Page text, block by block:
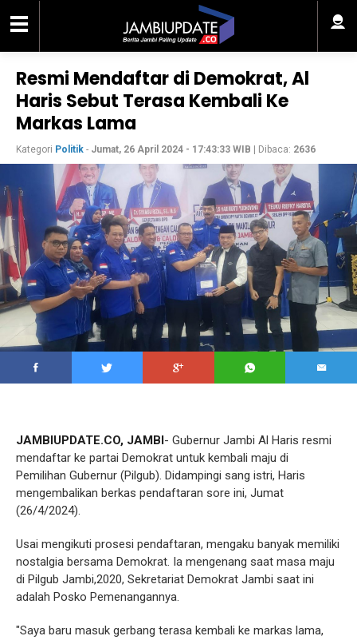
Resmi Mendaftar di Demokrat, Al
Haris Sebut Terasa Kembali Ke
Markas Lama
Kategori Politik - Jumat, 26 April 2024 - 17:43:33 WIB | Dibaca: 2636
JAMBIUPDATE.CO, JAMBI- Gubernur Jambi Al Haris resmi
mendaftar ke partai Demokrat untuk kembali maju di
Pemilihan Gubernur (Pilgub). Didampingi sang istri, Haris
mengembalikan berkas pendaftaran sore ini, Jumat
(26/4/2024).
Usai mengikuti prosesi pendaftaran, mengaku banyak memiliki
nostalgia bersama Demokrat. Ia mengenang saat masa maju
di Pilgub Jambi,2020, Sekretariat Demokrat Jambi saat ini
adalah Posko Pemenangannya.
"Saya baru masuk gerbang terasa kembali ke markas lama,